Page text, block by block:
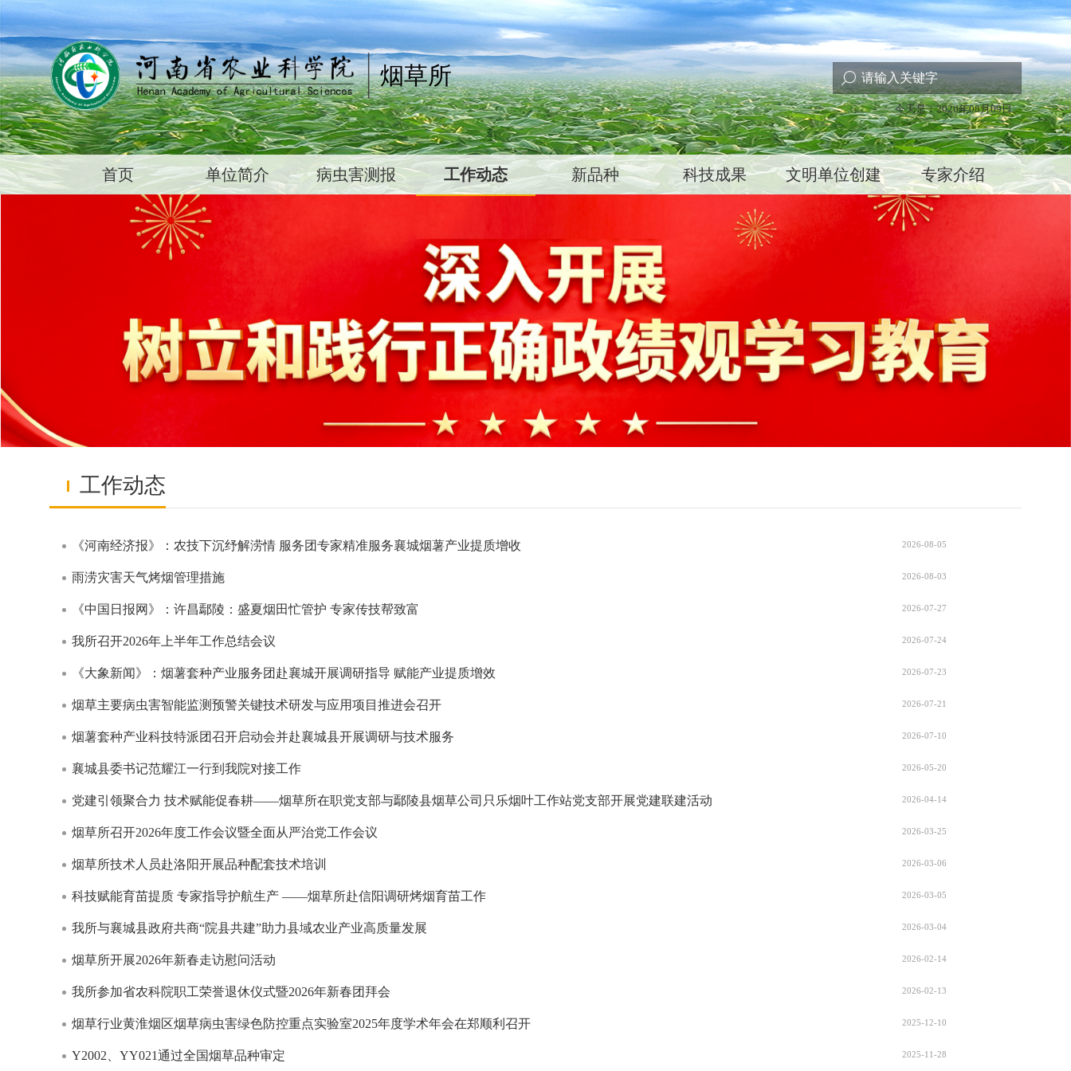
烟草所
今天是：2026年08月09日
首页 单位简介 病虫害测报 工作动态 新品种 科技成果 文明单位创建 专家介绍
工作动态
《河南经济报》：农技下沉纾解涝情 服务团专家精准服务襄城烟薯产业提质增收 2026-08-05
雨涝灾害天气烤烟管理措施 2026-08-03
《中国日报网》：许昌鄢陵：盛夏烟田忙管护 专家传技帮致富 2026-07-27
我所召开2026年上半年工作总结会议 2026-07-24
《大象新闻》：烟薯套种产业服务团赴襄城开展调研指导 赋能产业提质增效 2026-07-23
烟草主要病虫害智能监测预警关键技术研发与应用项目推进会召开 2026-07-21
烟薯套种产业科技特派团召开启动会并赴襄城县开展调研与技术服务 2026-07-10
襄城县委书记范耀江一行到我院对接工作 2026-05-20
党建引领聚合力 技术赋能促春耕——烟草所在职党支部与鄢陵县烟草公司只乐烟叶工作站党支部开展党建联建活动 2026-04-14
烟草所召开2026年度工作会议暨全面从严治党工作会议 2026-03-25
烟草所技术人员赴洛阳开展品种配套技术培训 2026-03-06
科技赋能育苗提质 专家指导护航生产 ——烟草所赴信阳调研烤烟育苗工作 2026-03-05
我所与襄城县政府共商“院县共建”助力县域农业产业高质量发展 2026-03-04
烟草所开展2026年新春走访慰问活动 2026-02-14
我所参加省农科院职工荣誉退休仪式暨2026年新春团拜会 2026-02-13
烟草行业黄淮烟区烟草病虫害绿色防控重点实验室2025年度学术年会在郑顺利召开 2025-12-10
Y2002、YY021通过全国烟草品种审定 2025-11-28